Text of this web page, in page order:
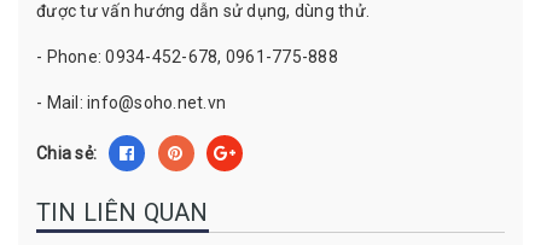
được tư vấn hướng dẫn sử dụng, dùng thử.
- Phone: 0934-452-678, 0961-775-888
- Mail: info@soho.net.vn
Chia sẻ:
TIN LIÊN QUAN